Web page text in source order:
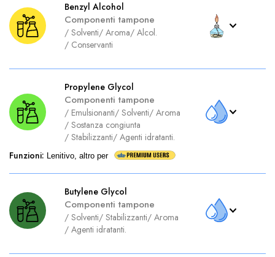
Benzyl Alcohol
Componenti tampone
/ Solventi/ Aroma/ Alcol.
/ Conservanti
Propylene Glycol
Componenti tampone
/ Emulsionanti/ Solventi/ Aroma
/ Sostanza congiunta
/ Stabilizzanti/ Agenti idratanti.
Funzioni: Lenitivo, altro per
Butylene Glycol
Componenti tampone
/ Solventi/ Stabilizzanti/ Aroma
/ Agenti idratanti.